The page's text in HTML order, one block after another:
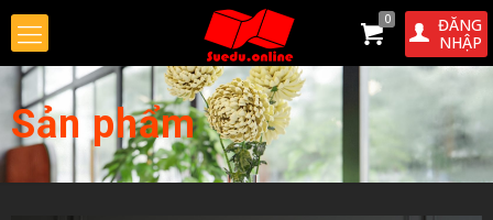
0
ĐĂNG
NHẬP
Sản phẩm